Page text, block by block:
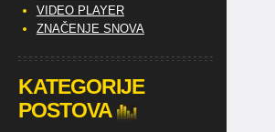
VIDEO PLAYER
ZNAČENJE SNOVA
KATEGORIJE
POSTOVA